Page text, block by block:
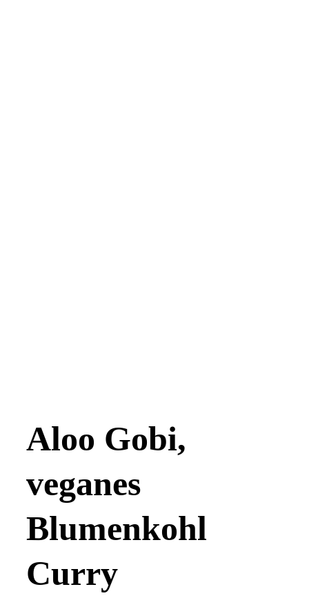
Aloo Gobi,
veganes
Blumenkohl
Curry